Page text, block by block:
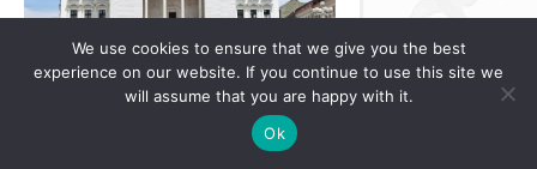
We use cookies to ensure that we give you the best
experience on our website. If you continue to use this site we
will assume that you are happy with it.
Ok